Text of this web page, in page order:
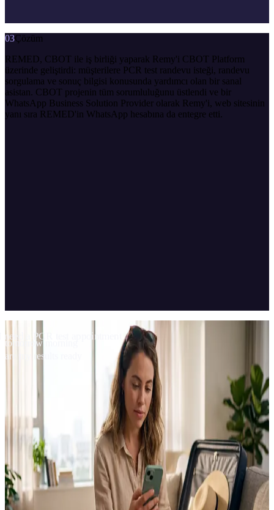
03Çözüm
REMED, CBOT ile iş birliği yaparak Remy'i CBOT Platform
üzerinde geliştirdi: müşterilere PCR test randevu isteği, randevu
sorgulama ve sonuç bilgisi konusunda yardımcı olan bir sanal
asistan. CBOT projenin tüm sorumluluğunu üstlendi ve bir
WhatsApp Business Solution Provider olarak Remy'i, web sitesinin
yanı sıra REMED'in WhatsApp hesabına da entegre etti.
need a PCR test appointment
tomorrow morning
are my results ready
Remy, REMED Assistance'ın web sitesinde ve WhatsApp
hesabında İngilizce ve Rusça; PCR test randevusu, randevu
sorgulama ve sonuç bilgisini saniyeler içinde sunuyor.
MÜŞTERİ
PCR test sanal asistanı
KANALLAR
Web Sitesi · WhatsApp
DİLLER
İngilizce · Rusça